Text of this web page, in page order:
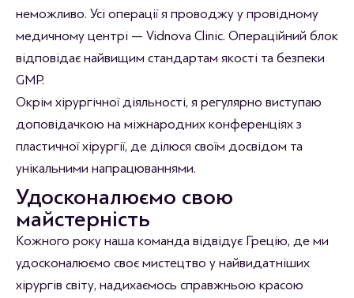
неможливо. Усі операції я проводжу у провідному
медичному центрі — Vidnova Clinic. Операційний блок
відповідає найвищим стандартам якості та безпеки
GMP.
Окрім хірургічної діяльності, я регулярно виступаю
доповідачкою на міжнародних конференціях з
пластичної хірургії, де ділюся своїм досвідом та
унікальними напрацюваннями.
Удосконалюємо свою
майстерність
Кожного року наша команда відвідує Грецію, де ми
удосконалюємо своє мистецтво у найвидатніших
хірургів світу, надихаємось справжньою красою